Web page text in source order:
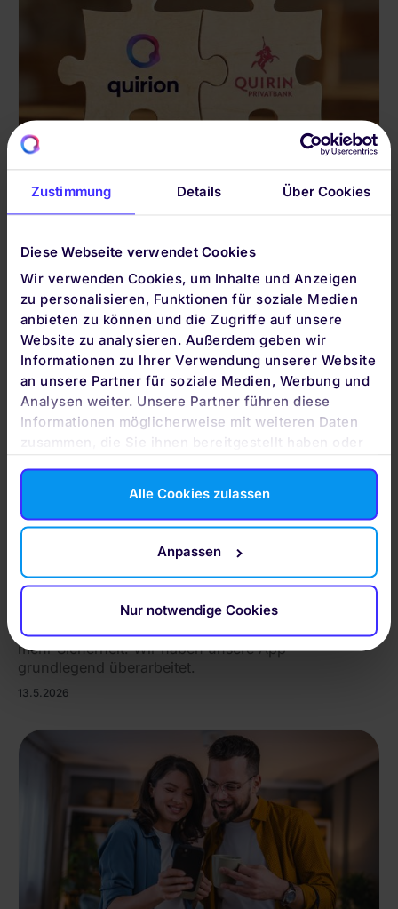
Zustimmung Details Über Cookies
Diese Webseite verwendet Cookies
Wir verwenden Cookies, um Inhalte und Anzeigen
zu personalisieren, Funktionen für soziale Medien
anbieten zu können und die Zugriffe auf unsere
Website zu analysieren. Außerdem geben wir
Informationen zu Ihrer Verwendung unserer Website
an unsere Partner für soziale Medien, Werbung und
Analysen weiter. Unsere Partner führen diese
Informationen möglicherweise mit weiteren Daten
zusammen, die Sie ihnen bereitgestellt haben oder
Buttons willigen Sie gem. Art. 49 Abs. 1 DSGVO ein,
dass auch Anbieter in den USA Ihre Daten
verarbeiten. Es ist möglich, dass die übermittelten
Alle Cookies zulassen
Anpassen
Nur notwendige Cookies
INSIDE QUIRION
Geballte Power für dein Portfolio
verzahnt als Team. Das hat für Kundinnen und
Kunden viele Vorteile.
5.8.2026
INSIDE QUIRION
Das bringt dir unser App-Update
Schnellere Übersicht, bessere User Experience,
mehr Sicherheit: Wir haben unsere App
grundlegend überarbeitet.
13.5.2026